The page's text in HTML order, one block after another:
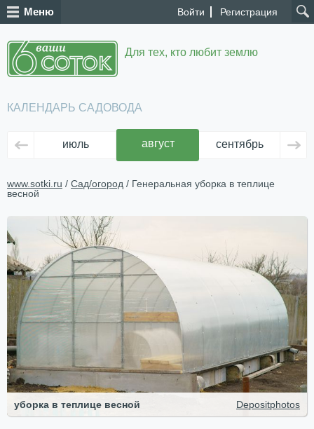
Войти Регистрация
Меню
Для тех, кто любит землю
КАЛЕНДАРЬ САДОВОДА
июль август сентябрь
www.sotki.ru / Сад/огород / Генеральная уборка в теплице
весной
Depositphotos
уборка в теплице весной